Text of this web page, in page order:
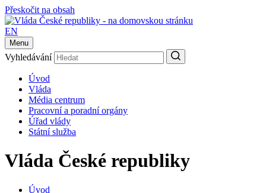
Přeskočit na obsah
EN
Menu
Vyhledávání
Úvod
Vláda
Média centrum
Pracovní a poradní orgány
Úřad vlády
Státní služba
Vláda České republiky
Úvod